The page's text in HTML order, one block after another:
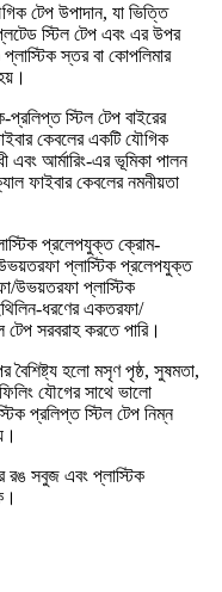
টেপ উপাদান, যা ভিত্তি
স্টিল টেপ এবং এর উপর
স্তর বা কোপলিমার
প্রলিপ্ত স্টিল টেপ বাইরের
কেবলের একটি যৌগিক
এবং আর্মারিং-এর ভূমিকা পালন
ফাইবার কেবলের নমনীয়তা
প্রলেপযুক্ত ক্রোম-
প্লাস্টিক প্রলেপযুক্ত
উভয়তরফা প্লাস্টিক
ধরণের একতরফা/
সরবরাহ করতে পারি।
বৈশিষ্ট্য হলো মসৃণ পৃষ্ঠ, সুষমতা,
যৌগের সাথে ভালো
প্রলিপ্ত স্টিল টেপ নিম্ন
রঙ সবুজ এবং প্লাস্টিক